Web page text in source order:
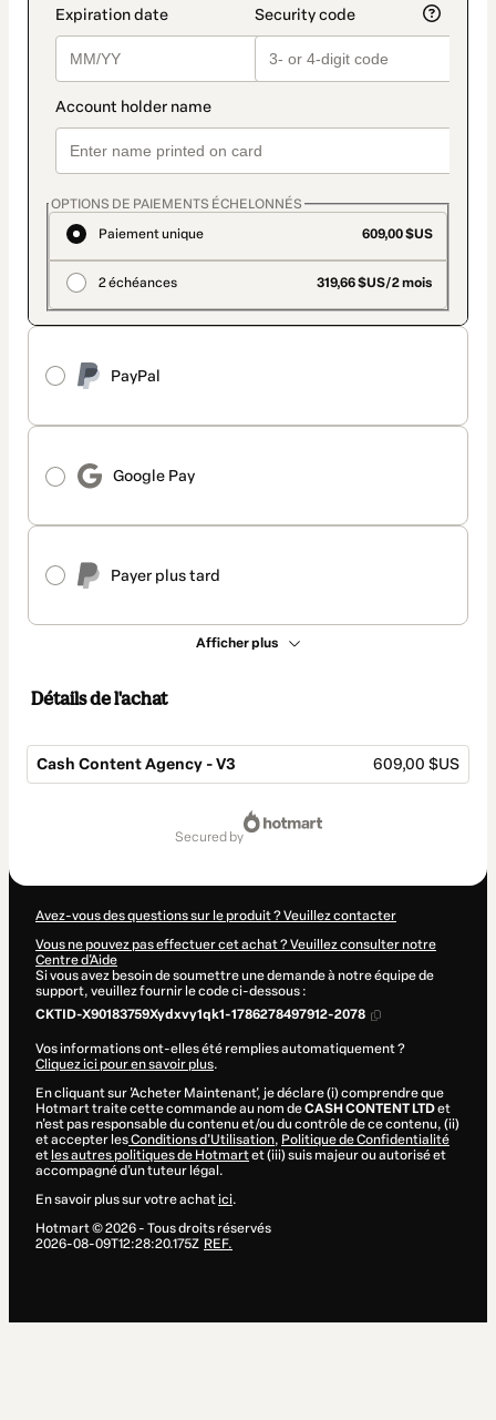
OPTIONS DE PAIEMENTS ÉCHELONNÉS
Paiement unique
609,00 $US
2 échéances 319,66 $US/2 mois
PayPal
Google Pay
Payer plus tard
Afficher plus
Détails de l'achat
Cash Content Agency - V3 609,00 $US
secured by
Avez-vous des questions sur le produit ? Veuillez contacter
Vous ne pouvez pas effectuer cet achat ? Veuillez consulter notre
Centre d'Aide
Si vous avez besoin de soumettre une demande à notre équipe de
support, veuillez fournir le code ci-dessous :
CKTID-X90183759Xydxvy1qk1-1786278497912-2078
Vos informations ont-elles été remplies automatiquement ?
Cliquez ici pour en savoir plus.
En cliquant sur 'Acheter Maintenant', je déclare (i) comprendre que
Hotmart traite cette commande au nom deCASH CONTENT LTDet
n'est pas responsable du contenu et/ou du contrôle de ce contenu, (ii)
et accepter lesConditions d'Utilisation, Politique de Confidentialité
et les autres politiques de Hotmartet (iii) suis majeur ou autorisé et
accompagné d'un tuteur légal.
En savoir plus sur votre achatici.
Hotmart ©2026- Tous droits réservés
2026-08-09T12:28:20.175Z REF.